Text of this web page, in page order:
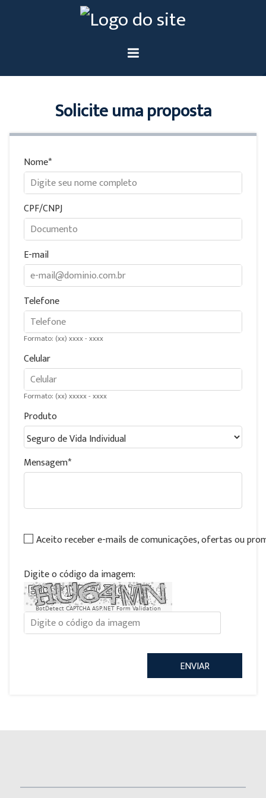
Solicite uma proposta
Nome
CPF/CNPJ
E-mail
Telefone
Formato: (xx) xxxx - xxxx
Celular
Formato: (xx) xxxxx - xxxx
Produto
Mensagem
Aceito receber e-mails de comunicações, ofertas ou
Digite o código da imagem:
BotDetect CAPTCHA ASP.NET Form Validation
ENVIAR